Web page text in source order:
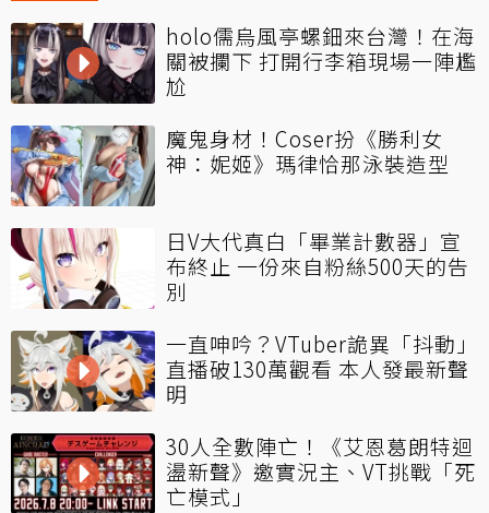
holo儒烏風亭螺鈿來台灣！在海
關被攔下 打開行李箱現場一陣尷
尬
魔鬼身材！Coser扮《勝利女
神：妮姬》瑪律恰那泳裝造型
日V大代真白「畢業計數器」宣
布終止 一份來自粉絲500天的告
別
一直呻吟？VTuber詭異「抖動」
直播破130萬觀看 本人發最新聲
明
30人全數陣亡！《艾恩葛朗特迴
盪新聲》邀實況主、VT挑戰「死
亡模式」